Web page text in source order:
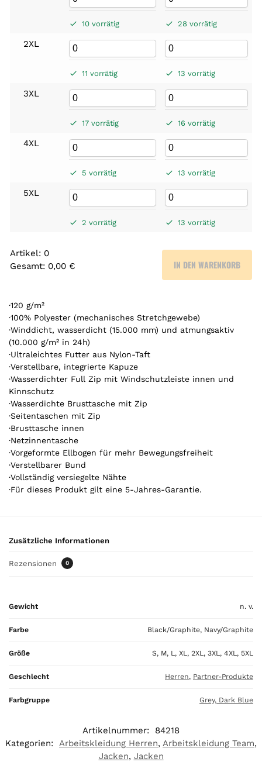
10 vorrätig 28 vorrätig
2XL
11 vorrätig 13 vorrätig
3XL
17 vorrätig 16 vorrätig
4XL
5 vorrätig 13 vorrätig
5XL
2 vorrätig 13 vorrätig
Artikel: 0
Gesamt: 0,00 €
r
t
i
k
e
l
.
Y
o
u
r
t
o
t
a
0
0
IN DEN WARENKORB
·120 g/m²
·100% Polyester (mechanisches Stretchgewebe)
·Winddicht, wasserdicht (15.000 mm) und atmungsaktiv
(10.000 g/m² in 24h)
·Ultraleichtes Futter aus Nylon-Taft
·Verstellbare, integrierte Kapuze
·Wasserdichter Full Zip mit Windschutzleiste innen und
Kinnschutz
·Wasserdichte Brusttasche mit Zip
·Seitentaschen mit Zip
·Brusttasche innen
·Netzinnentasche
·Vorgeformte Ellbogen für mehr Bewegungsfreiheit
·Verstellbarer Bund
·Vollständig versiegelte Nähte
·Für dieses Produkt gilt eine 5-Jahres-Garantie.
Zusätzliche Informationen
Rezensionen 0
Gewicht n. v.
Farbe Black/Graphite, Navy/Graphite
Größe S, M, L, XL, 2XL, 3XL, 4XL, 5XL
Geschlecht Herren, Partner-Produkte
Farbgruppe Grey, Dark Blue
Artikelnummer:
84218
Kategorien: Arbeitskleidung Herren, Arbeitskleidung Team,
Jacken, Jacken